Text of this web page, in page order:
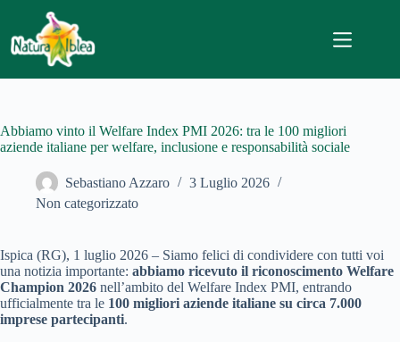
contenuto
Abbiamo vinto il Welfare Index PMI 2026: tra le 100 migliori
aziende italiane per welfare, inclusione e responsabilità sociale
Sebastiano Azzaro
3 Luglio 2026
Non categorizzato
Ispica (RG), 1 luglio 2026 – Siamo felici di condividere con tutti voi
una notizia importante: abbiamo ricevuto il riconoscimento Welfare
Champion 2026 nell’ambito del Welfare Index PMI, entrando
ufficialmente tra le 100 migliori aziende italiane su circa 7.000
imprese partecipanti.